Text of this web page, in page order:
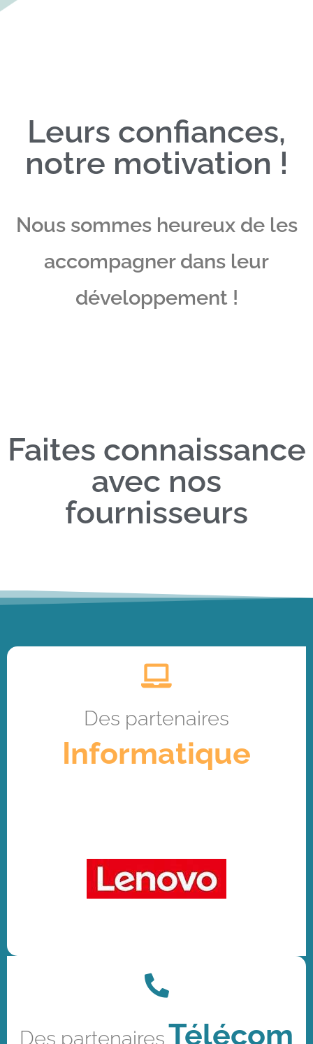
Leurs confiances,
notre motivation !
Nous sommes heureux de les
accompagner dans leur
développement !
Faites connaissance
avec nos
fournisseurs
Des partenaires
Informatique
Des partenairesTélécom